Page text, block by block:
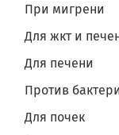
При мигрени
Для жкт и
Для печени
Против
Для почек